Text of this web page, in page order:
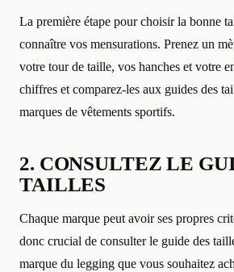
La première étape pour choisir la bonne
connaître vos mensurations. Prenez un
votre tour de taille, vos hanches et votre
chiffres et comparez-les aux guides des
marques de vêtements sportifs.
2. CONSULTEZ LE
TAILLES
Chaque marque peut avoir ses propres
donc crucial de consulter le guide des
marque du legging que vous souhaitez